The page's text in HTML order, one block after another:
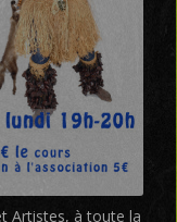
Artistes, à toute la